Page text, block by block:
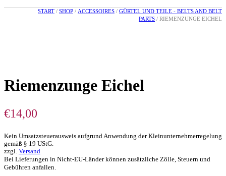
START / SHOP / ACCESSOIRES / GÜRTEL UND TEILE - BELTS AND BELT
PARTS / RIEMENZUNGE EICHEL
Riemenzunge Eichel
€14,00
Kein Umsatzsteuerausweis aufgrund Anwendung der Kleinunternehmerregelung
gemäß § 19 UStG.
zzgl. Versand
Bei Lieferungen in Nicht-EU-Länder können zusätzliche Zölle, Steuern und
Gebühren anfallen.